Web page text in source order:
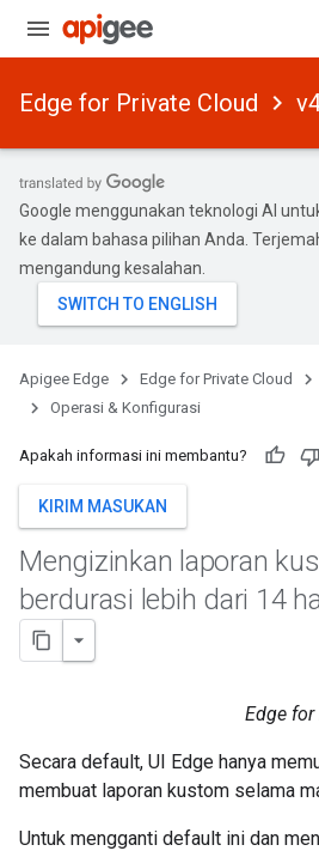
Edge for Private Cloud
Google menggunakan teknologi AI
ke dalam bahasa pilihan Anda.
mengandung kesalahan.
Apigee Edge Edge for Private Cloud
Operasi & Konfigurasi
Apakah informasi ini membantu?
KIRIM MASUKAN
Mengizinkan laporan
berdurasi lebih dari 14
Edge
Secara default, UI Edge hanya
membuat laporan kustom selama
Untuk mengganti default ini dan